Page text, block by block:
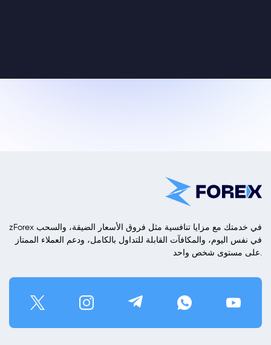
zForex في خدمتك مع مزايا تنافسية مثل فروق الأسعار الضيقة، والسحب
في نفس اليوم، والمكافآت القابلة للتداول بالكامل، ودعم العملاء الممتاز
على مستوى شخص واحد.